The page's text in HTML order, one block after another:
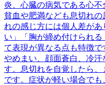
炎、心臓の病気である心不
貧血や肥満なども息切れ
れの感じ方には個人差が
い」「胸が締め付けられ
て表現が異なる点も特徴
やめまい、顔面蒼白、冷
す。息切れを自覚したら
です。症状が軽い場合で